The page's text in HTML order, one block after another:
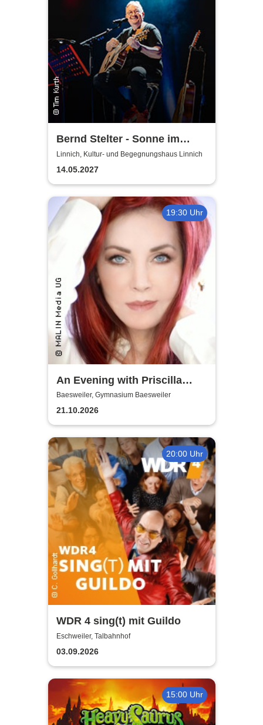
Bernd Stelter - Sonne im
Herzen, Blödsinn im Kopp!
Linnich, Kultur- und Begegnungshaus Linnich
14.05.2027
19:30 Uhr
An Evening with Priscilla
Presley
Baesweiler, Gymnasium Baesweiler
21.10.2026
20:00 Uhr
WDR 4 sing(t) mit Guildo
Eschweiler, Talbahnhof
03.09.2026
15:00 Uhr